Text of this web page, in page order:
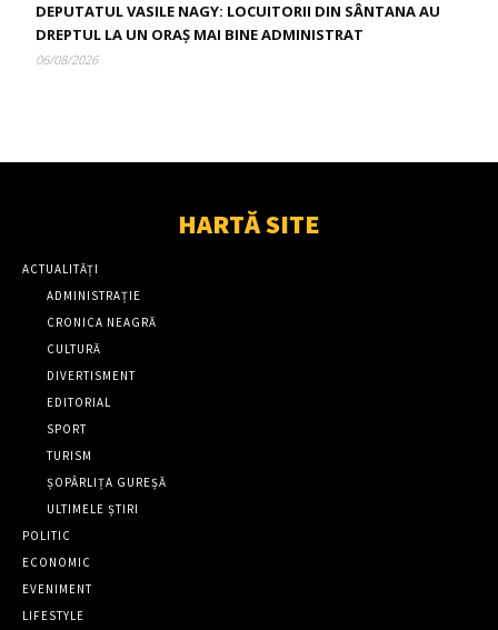
DEPUTATUL VASILE NAGY: LOCUITORII DIN SÂNTANA AU
DREPTUL LA UN ORAȘ MAI BINE ADMINISTRAT
06/08/2026
HARTĂ SITE
ACTUALITĂȚI
ADMINISTRAȚIE
CRONICA NEAGRĂ
CULTURĂ
DIVERTISMENT
EDITORIAL
SPORT
TURISM
ȘOPÂRLIȚA GUREȘĂ
ULTIMELE ȘTIRI
POLITIC
ECONOMIC
EVENIMENT
LIFESTYLE